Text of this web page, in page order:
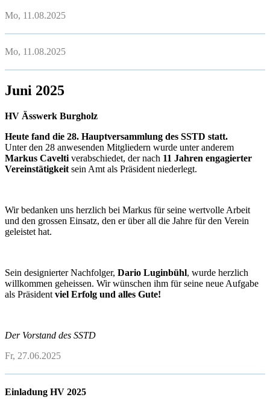
Mo, 11.08.2025
Mo, 11.08.2025
Juni 2025
HV Ässwerk Burgholz
Heute fand die 28. Hauptversammlung des SSTD statt.
Unter den 28 anwesenden Mitgliedern wurde unter anderem
Markus Cavelti verabschiedet, der nach 11 Jahren engagierter
Vereinstätigkeit sein Amt als Präsident niederlegt.
Wir bedanken uns herzlich bei Markus für seine wertvolle Arbeit
und den grossen Einsatz, den er über all die Jahre für den Verein
geleistet hat.
Sein designierter Nachfolger, Dario Luginbühl, wurde herzlich
willkommen geheissen. Wir wünschen ihm für seine neue Aufgabe
als Präsident viel Erfolg und alles Gute!
Der Vorstand des SSTD
Fr, 27.06.2025
Einladung HV 2025